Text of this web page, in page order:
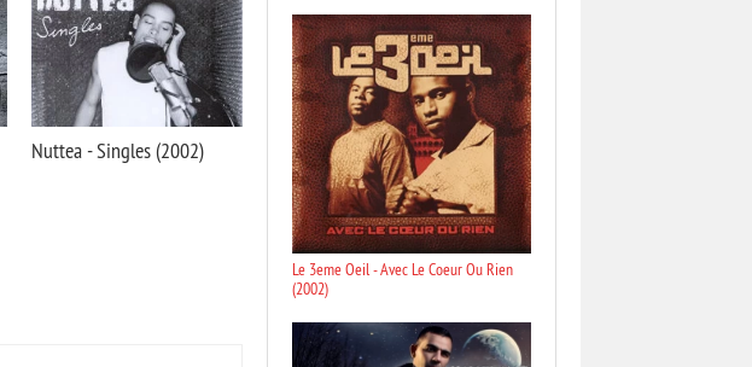
Nuttea - Singles (2002)
Le 3eme Oeil - Avec Le Coeur Ou Rien
(2002)